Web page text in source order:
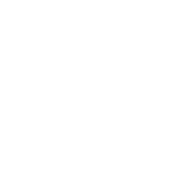
– Ajansı